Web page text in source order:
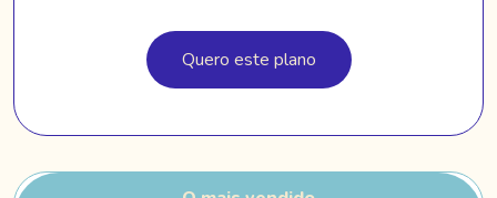
Quero este plano